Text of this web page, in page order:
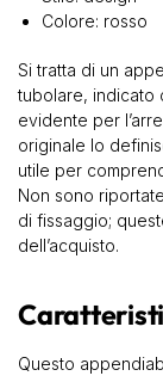
Colore: rosso
Si tratta di un
tubolare, indicato
evidente per
originale lo
utile per
Non sono
di fissaggio;
dell’acquisto.
Questo